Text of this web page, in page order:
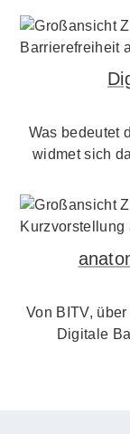
Was bedeutet
widmet sich
Von BITV,
Digitale